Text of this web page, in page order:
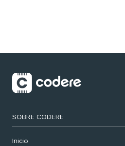
SOBRE CODERE
Inicio